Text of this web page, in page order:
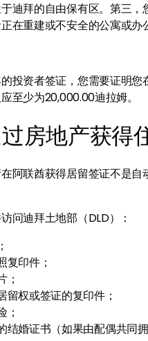
迪拜的自由保有区。第三
在重建或不安全的公寓或办
投资者签证，您需要证明
至少为20,000.00迪拉姆。
房地产获得
阿联酋获得居留签证不是
问迪拜土地部（DLD）：
复印件；
；
留权或签证的复印件；
；
结婚证书（如果由配偶共同拥